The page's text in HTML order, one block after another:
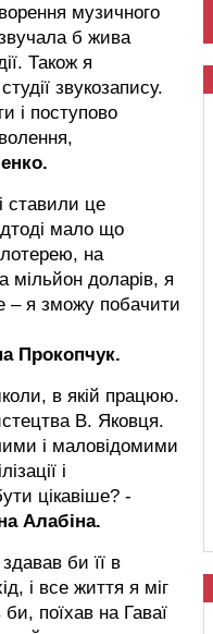
музичного
б жива
Також я
звукозапису.
і поступово
ставили це
мало що
на
мільйон доларів, я
– я зможу побачити
Прокопчук.
в якій працюю.
В. Яковця.
і маловідомими
і
цікавіше? -
Алабіна.
би її в
і все життя я міг
поїхав на Гаваї